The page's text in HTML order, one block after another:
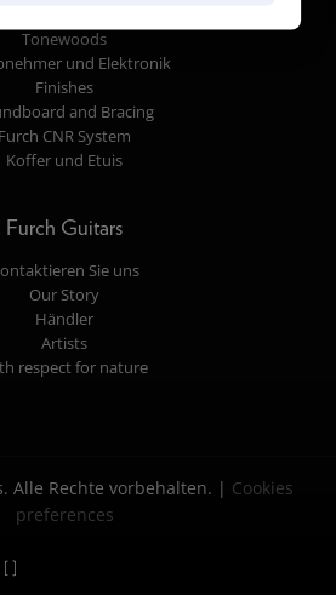
Tonewoods
und Elektronik
Finishes
and Bracing
Furch CNR System
Koffer und Etuis
Furch Guitars
Sie uns
Our Story
Händler
Artists
respect for nature
Alle Rechte vorbehalten. | Cookies
preferences